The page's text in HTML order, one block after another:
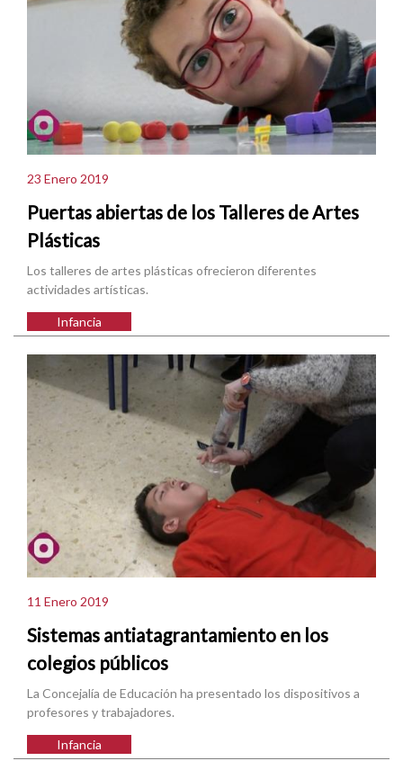
23 Enero 2019
Puertas abiertas de los Talleres de Artes
Plásticas
Los talleres de artes plásticas ofrecieron diferentes
actividades artísticas.
Infancia
11 Enero 2019
Sistemas antiatagrantamiento en los
colegios públicos
La Concejalía de Educación ha presentado los dispositivos a
profesores y trabajadores.
Infancia